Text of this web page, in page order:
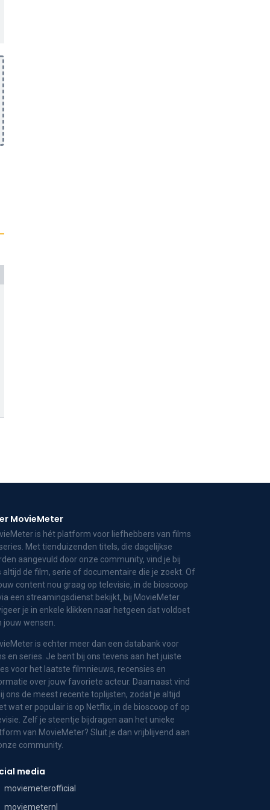
MovieMeter
is hét platform voor liefhebbers van films
Met tienduizenden titels, die dagelijkse
aangevuld door onze community, vind je bij
altijd de film, serie of documentaire die je zoekt. Of
content nou graag op televisie, in de bioscoop
een streamingsdienst bekijkt, bij MovieMeter
je in enkele klikken naar hetgeen dat voldoet
jouw wensen.
is echter meer dan een databank voor
en series. Je bent bij ons tevens aan het juiste
voor het laatste filmnieuws, recensies en
over jouw favoriete acteur. Daarnaast vind
ons de meest recente toplijsten, zodat je altijd
wat er populair is op Netflix, in de bioscoop of op
Zelf je steentje bijdragen aan het unieke
van MovieMeter? Sluit je dan vrijblijvend aan
community.
media
moviemeterofficial
moviemeternl